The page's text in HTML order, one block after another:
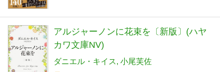
アルジャーノンに花束を〔新版〕(ハヤ
カワ文庫NV)
ダニエル・キイス 小尾芙佐